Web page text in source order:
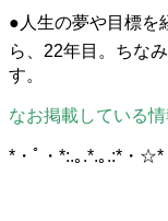
●人生の夢や目標を
ら、22年目。ちな
す。
なお掲載している
*・ﾟ・*:.｡.*.｡.:*・